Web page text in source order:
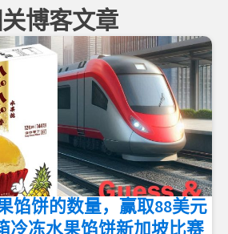
博客文章
馅饼的数量，赢取88美元